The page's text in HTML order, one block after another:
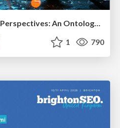
Organizational Design Perspectives: An Ontology of Organizational Design Elements
1 790